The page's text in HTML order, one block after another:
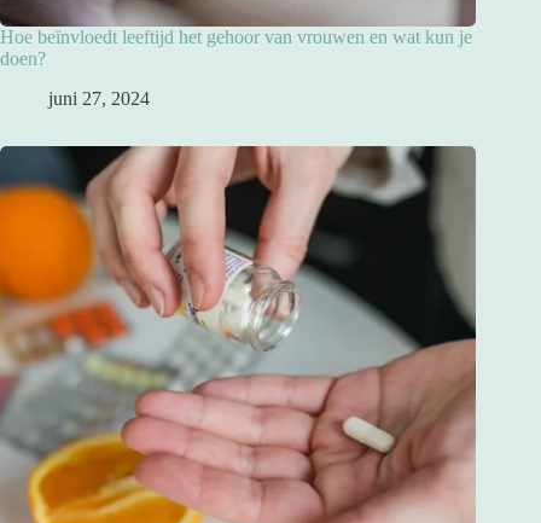
Hoe beïnvloedt leeftijd het gehoor van vrouwen en wat kun je
doen?
juni 27, 2024